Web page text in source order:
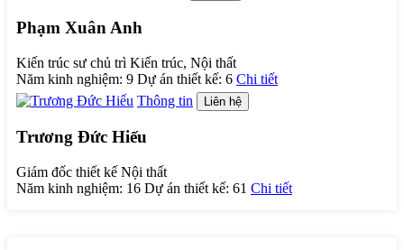
Phạm Xuân Anh
Kiến trúc sư chủ trì Kiến trúc, Nội thất
Năm kinh nghiệm: 9 Dự án thiết kế: 6 Chi tiết
Thông tin
Liên hệ
Trương Đức Hiếu
Giám đốc thiết kế Nội thất
Năm kinh nghiệm: 16 Dự án thiết kế: 61 Chi tiết